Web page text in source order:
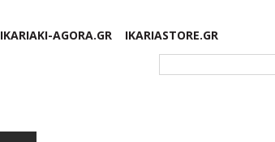
IKARIAKI-AGORA.GR
IKARIASTORE.GR